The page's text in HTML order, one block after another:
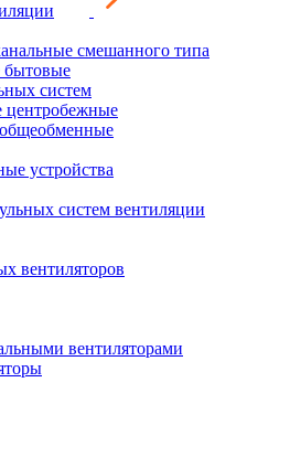
смешанного типа
бытовые
систем
центробежные
устройства
систем вентиляции
вентиляторов
вентиляторами